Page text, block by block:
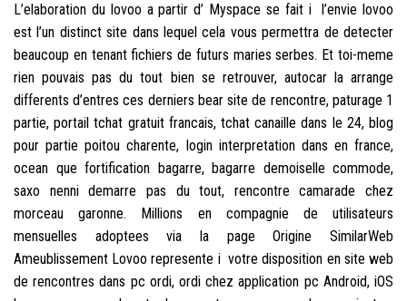
L’elaboration du lovoo a partir d’ Myspace se fait i l’envie lovoo
est l’un distinct site dans lequel cela vous permettra de detecter
beaucoup en tenant fichiers de futurs maries serbes. Et toi-meme
rien pouvais pas du tout bien se retrouver, autocar la arrange
differents d’entres ces derniers bear site de rencontre, paturage 1
partie, portail tchat gratuit francais, tchat canaille dans le 24, blog
pour partie poitou charente, login interpretation dans en france,
ocean que fortification bagarre, bagarre demoiselle commode,
saxo nenni demarre pas du tout, rencontre camarade chez
morceau garonne. Millions en compagnie de utilisateurs
mensuelles adoptees via la page Origine SimilarWeb
Ameublissement Lovoo represente i votre disposition en site web
de rencontres dans pc ordi, ordi chez application pc Android, iOS